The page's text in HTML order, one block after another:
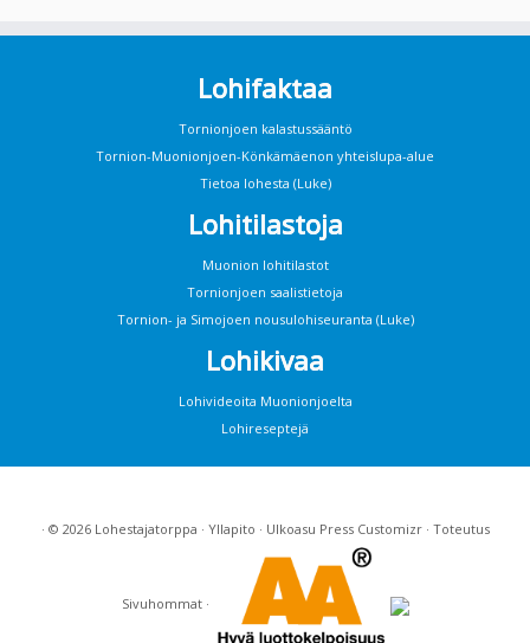
Lohifaktaa
Tornionjoen kalastussääntö
Tornion-Muonionjoen-Könkämäenon yhteislupa-alue
Tietoa lohesta (Luke)
Lohitilastoja
Muonion lohitilastot
Tornionjoen saalistietoja
Tornion- ja Simojoen nousulohiseuranta (Luke)
Lohikivaa
Lohivideoita Muonionjoelta
Lohireseptejä
· © 2026 Lohestajatorppa · Yllapito · Ulkoasu Press Customizr· Toteutus
Sivuhommat·